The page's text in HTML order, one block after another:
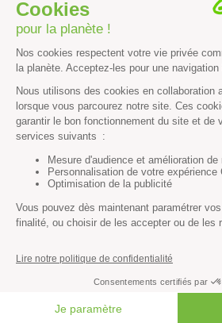
Contenus et propriété
Mentions légales
Politique de
Les autres sites de Greenpeace
Cliquez-ici pour modifier vos préférences
Tel : 01 80 96 96 96
© Greenpeace France